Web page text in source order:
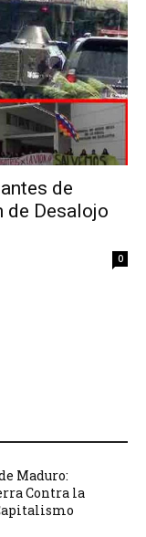
de
de Desalojo
0
Maduro:
Contra la